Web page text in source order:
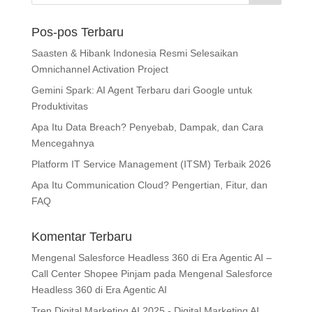
Pos-pos Terbaru
Saasten & Hibank Indonesia Resmi Selesaikan
Omnichannel Activation Project
Gemini Spark: AI Agent Terbaru dari Google untuk
Produktivitas
Apa Itu Data Breach? Penyebab, Dampak, dan Cara
Mencegahnya
Platform IT Service Management (ITSM) Terbaik 2026
Apa Itu Communication Cloud? Pengertian, Fitur, dan
FAQ
Komentar Terbaru
Mengenal Salesforce Headless 360 di Era Agentic AI –
Call Center Shopee Pinjam pada Mengenal Salesforce
Headless 360 di Era Agentic AI